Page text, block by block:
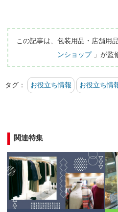
この記事は、包装用品・店舗用
ンショップ 」が監
タグ： お役立ち情報 お役立ち情
関連特集